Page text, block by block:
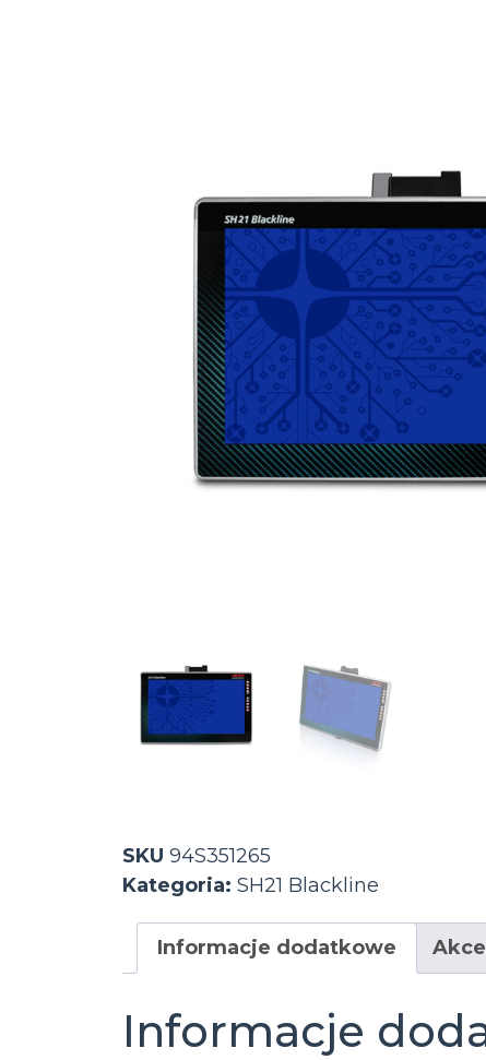
SKU 94S351265
Kategoria: SH21 Blackline
Informacje dodatkowe
Informacje